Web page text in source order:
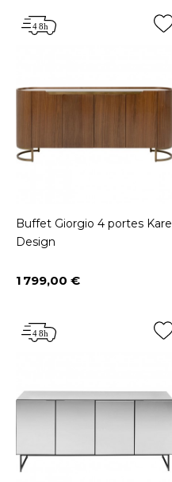
Buffet Giorgio 4 portes Kare
Design
Prix
1 799,00 €